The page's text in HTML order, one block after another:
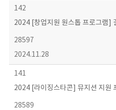
142
2024 [창업지원 원스톱 프로그램]
28597
2024.11.28
141
2024 [라이징스타콘] 뮤지션 지원
28589